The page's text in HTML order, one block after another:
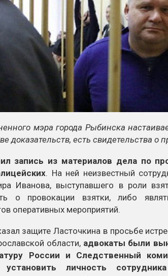
мэра города Рыбинска
доказательств, есть свидетельства о
запись из материалов дела по
. На ней неизвестный
Иванова, выступавшего в роли
о провокации взятки, либо
оперативных мероприятий.
защите Ласточкина в просьбе
области, адвокаты были
России и Следственный
личность